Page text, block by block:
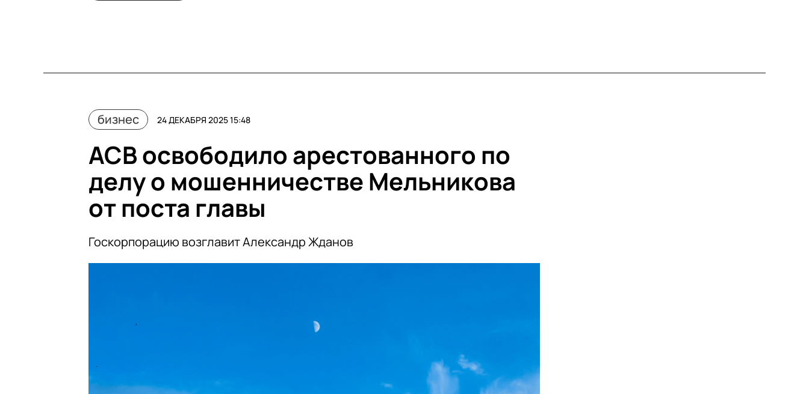
бизнес 24 ДЕКАБРЯ 2025 15:48
АСВ освободило арестованного по
делу о мошенничестве Мельникова
от поста главы
Госкорпорацию возглавит Александр Жданов